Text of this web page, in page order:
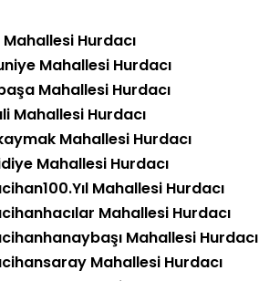
Hurdacı
Mahallesi Hurdacı
Mahallesi Hurdacı
Mahallesi Hurdacı
Mahallesi Hurdacı
Mahallesi Hurdacı
Mahallesi Hurdacı
Mahallesi Hurdacı
Mahallesi Hurdacı
Mahallesi Hurdacı